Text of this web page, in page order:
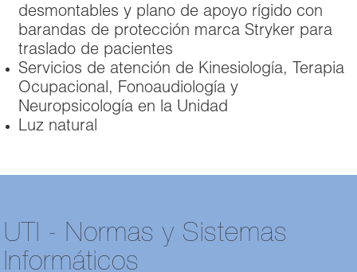
desmontables y plano de apoyo rígido con
barandas de protección marca Stryker para
traslado de pacientes
Servicios de atención de Kinesiología, Terapia
Ocupacional, Fonoaudiología y
Neuropsicología en la Unidad
Luz natural
UTI - Normas y Sistemas
Informáticos